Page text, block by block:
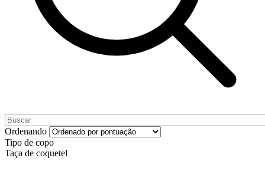
Ordenando
Tipo de copo
Taça de coquetel